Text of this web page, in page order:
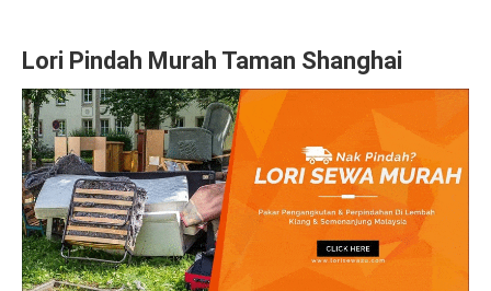
Lori Pindah Murah Taman Shanghai